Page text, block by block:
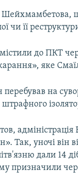
чи її
до ПКТ
яке
перебував на
адміністрація
Так, уночі він
дали 14
призначили